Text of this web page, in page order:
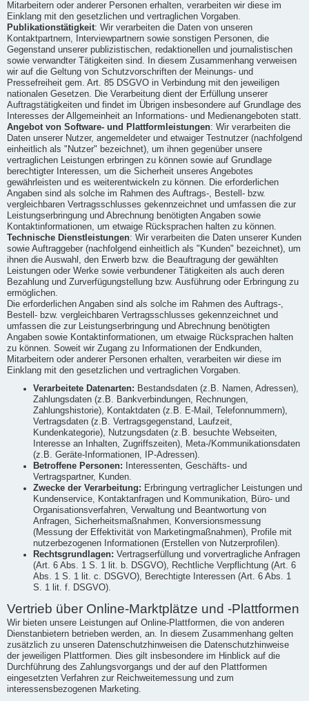
Mitarbeitern oder anderer Personen erhalten, verarbeiten wir diese im
Einklang mit den gesetzlichen und vertraglichen Vorgaben.
Publikationstätigkeit: Wir verarbeiten die Daten von unseren
Kontaktpartnern, Interviewpartnern sowie sonstigen Personen, die
Gegenstand unserer publizistischen, redaktionellen und journalistischen
sowie verwandter Tätigkeiten sind. In diesem Zusammenhang verweisen
wir auf die Geltung von Schutzvorschriften der Meinungs- und
Pressefreiheit gem. Art. 85 DSGVO in Verbindung mit den jeweiligen
nationalen Gesetzen. Die Verarbeitung dient der Erfüllung unserer
Auftragstätigkeiten und findet im Übrigen insbesondere auf Grundlage des
Interesses der Allgemeinheit an Informations- und Medienangeboten statt.
Angebot von Software- und Plattformleistungen: Wir verarbeiten die
Daten unserer Nutzer, angemeldeter und etwaiger Testnutzer (nachfolgend
einheitlich als "Nutzer" bezeichnet), um ihnen gegenüber unsere
vertraglichen Leistungen erbringen zu können sowie auf Grundlage
berechtigter Interessen, um die Sicherheit unseres Angebotes
gewährleisten und es weiterentwickeln zu können. Die erforderlichen
Angaben sind als solche im Rahmen des Auftrags-, Bestell- bzw.
vergleichbaren Vertragsschlusses gekennzeichnet und umfassen die zur
Leistungserbringung und Abrechnung benötigten Angaben sowie
Kontaktinformationen, um etwaige Rücksprachen halten zu können.
Technische Dienstleistungen: Wir verarbeiten die Daten unserer Kunden
sowie Auftraggeber (nachfolgend einheitlich als "Kunden" bezeichnet), um
ihnen die Auswahl, den Erwerb bzw. die Beauftragung der gewählten
Leistungen oder Werke sowie verbundener Tätigkeiten als auch deren
Bezahlung und Zurverfügungstellung bzw. Ausführung oder Erbringung zu
ermöglichen.
Die erforderlichen Angaben sind als solche im Rahmen des Auftrags-,
Bestell- bzw. vergleichbaren Vertragsschlusses gekennzeichnet und
umfassen die zur Leistungserbringung und Abrechnung benötigten
Angaben sowie Kontaktinformationen, um etwaige Rücksprachen halten
zu können. Soweit wir Zugang zu Informationen der Endkunden,
Mitarbeitern oder anderer Personen erhalten, verarbeiten wir diese im
Einklang mit den gesetzlichen und vertraglichen Vorgaben.
Verarbeitete Datenarten: Bestandsdaten (z.B. Namen, Adressen),
Zahlungsdaten (z.B. Bankverbindungen, Rechnungen,
Zahlungshistorie), Kontaktdaten (z.B. E-Mail, Telefonnummern),
Vertragsdaten (z.B. Vertragsgegenstand, Laufzeit,
Kundenkategorie), Nutzungsdaten (z.B. besuchte Webseiten,
Interesse an Inhalten, Zugriffszeiten), Meta-/Kommunikationsdaten
(z.B. Geräte-Informationen, IP-Adressen).
Betroffene Personen: Interessenten, Geschäfts- und
Vertragspartner, Kunden.
Zwecke der Verarbeitung: Erbringung vertraglicher Leistungen und
Kundenservice, Kontaktanfragen und Kommunikation, Büro- und
Organisationsverfahren, Verwaltung und Beantwortung von
Anfragen, Sicherheitsmaßnahmen, Konversionsmessung
(Messung der Effektivität von Marketingmaßnahmen), Profile mit
nutzerbezogenen Informationen (Erstellen von Nutzerprofilen).
Rechtsgrundlagen: Vertragserfüllung und vorvertragliche Anfragen
(Art. 6 Abs. 1 S. 1 lit. b. DSGVO), Rechtliche Verpflichtung (Art. 6
Abs. 1 S. 1 lit. c. DSGVO), Berechtigte Interessen (Art. 6 Abs. 1
S. 1 lit. f. DSGVO).
Vertrieb über Online-Marktplätze und -Plattformen
Wir bieten unsere Leistungen auf Online-Plattformen, die von anderen
Dienstanbietern betrieben werden, an. In diesem Zusammenhang gelten
zusätzlich zu unseren Datenschutzhinweisen die Datenschutzhinweise
der jeweiligen Plattformen. Dies gilt insbesondere im Hinblick auf die
Durchführung des Zahlungsvorgangs und der auf den Plattformen
eingesetzten Verfahren zur Reichweitemessung und zum
interessensbezogenen Marketing.